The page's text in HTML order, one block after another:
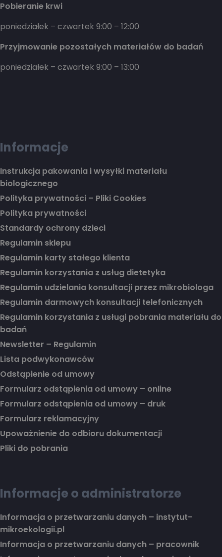
Pobieranie krwi
poniedziałek – czwartek 9:00 – 12:00
Przyjmowanie pozostałych materiałów do badań
poniedziałek – czwartek 9:00 – 13:00
Informacje
Instrukcja pakowania i wysyłki materiału
biologicznego
Polityka prywatności – Pliki Cookies
Polityka prywatności
Standardy ochrony dzieci
Regulamin sklepu
Regulamin karty stałego klienta
Regulamin korzystania z usług dietetyka
Regulamin udzielania konsultacji przez mikrobiologa
Regulamin darmowych konsultacji telefonicznych
Regulamin korzystania z usługi pobrania materiału do
badań
Newsletter – Regulamin
Lista podwykonawców
Odstąpienie od umowy
Formularz odstąpienia od umowy – online
Formularz odstąpienia od umowy – druk
Formularz reklamacyjny
Upoważnienie do odbioru dokumentacji
Pliki do pobrania
Informacje o administratorze
Informacja o przetwarzaniu danych – instytut-
mikroekologii.pl
Informacja o przetwarzaniu danych – pracownik